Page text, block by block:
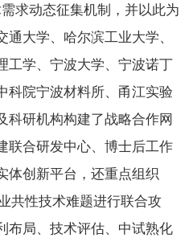
求动态征集机制，并以此为
大学、哈尔滨工业大学、
工学、宁波大学、宁波诺丁
科院宁波材料所、甬江实验
科研机构构建了战略合作网
联合研发中心、博士后工作
体创新平台，还重点组织
共性技术难题进行联合攻
布局、技术评估、中试熟化